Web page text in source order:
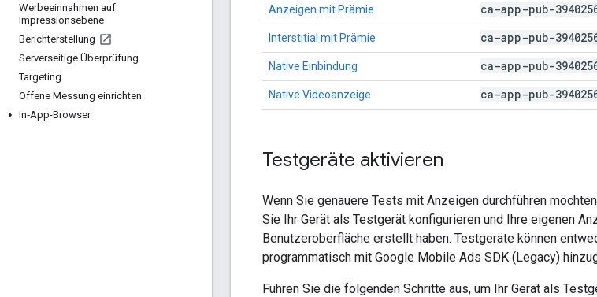
Werbeeinnahmen auf
Impressionsebene
Berichterstellung
Serverseitige Überprüfung
Targeting
Offene Messung einrichten
In‑App-Browser
Anzeigen mit Prämie ca-app-pub-
Interstitial mit Prämie ca-app-pub-
Native Einbindung ca-app-pub-
Native Videoanzeige ca-app-pub-
Testgeräte aktivieren
Wenn Sie genauere Tests mit Anzeigen durchführen
Sie Ihr Gerät als Testgerät konfigurieren und Ihre eigenen
Benutzeroberfläche erstellt haben. Testgeräte können
programmatisch mit Google Mobile Ads SDK (Legacy)
Führen Sie die folgenden Schritte aus, um Ihr Gerät als